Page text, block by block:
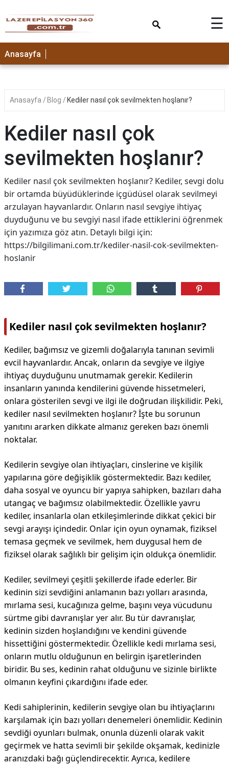
☰
Anasayfa
Anasayfa Blog Kediler nasıl çok sevilmekten hoşlanır?
Kediler nasıl çok
sevilmekten hoşlanır?
Kediler nasıl çok sevilmekten hoşlanır? Kediler, sevgi dolu
bir ortamda büyüdüklerinde içgüdüsel olarak sevilmeyi
arzulayan hayvanlardır. Onların nasıl sevgiye ihtiyaç
duyduğunu ve bu sevgiyi nasıl ifade ettiklerini öğrenmek
için yazımıza göz atın. Detaylı bilgi için:
https://bilgilimani.com.tr/kediler-nasil-cok-sevilmekten-
hoslanir
Kediler nasıl çok sevilmekten hoşlanır?
Kediler, bağımsız ve gizemli doğalarıyla tanınan sevimli
evcil hayvanlardır. Ancak, onların da sevgiye ve ilgiye
ihtiyaç duyduğunu unutmamak gerekir. Kedilerin
insanların yanında kendilerini güvende hissetmeleri,
onlara gösterilen sevgi ve ilgi ile doğrudan ilişkilidir. Peki,
kediler nasıl sevilmekten hoşlanır? İşte bu sorunun
yanıtını ararken dikkate almanız gereken bazı önemli
noktalar.
Kedilerin sevgiye olan ihtiyaçları, cinslerine ve kişilik
yapılarına göre değişiklik göstermektedir. Bazı kediler,
daha sosyal ve oyuncu bir yapıya sahipken, bazıları daha
utangaç ve bağımsız olabilmektedir. Özellikle yavru
kediler, insanlarla olan etkileşimlerinde dikkat çekici bir
sevgi arayışı içindedir. Onlar için oyun oynamak, fiziksel
temasa geçmek ve sevilmek, hem duygusal hem de
fiziksel olarak sağlıklı bir gelişim için oldukça önemlidir.
Kediler, sevilmeyi çeşitli şekillerde ifade ederler. Bir
kedinin sizi sevdiğini anlamanın bazı yolları arasında,
mırlama sesi, kucağınıza gelme, başını veya vücudunu
sürtme gibi davranışlar yer alır. Bu tür davranışlar,
kedinin sizden hoşlandığını ve kendini güvende
hissettiğini göstermektedir. Özellikle kedi mırlama sesi,
onların mutlu olduğunun en belirgin işaretlerinden
biridir. Bu ses, kedinin rahat olduğunu ve sizinle birlikte
olmanın keyfini çıkardığını ifade eder.
Kedi sahiplerinin, kedilerin sevgiye olan bu ihtiyaçlarını
karşılamak için bazı yolları denemeleri önemlidir. Kedinin
sevdiği oyunları bulmak, onunla düzenli olarak vakit
geçirmek ve hatta sevimli bir şekilde okşamak, kedinizle
aranızdaki bağı güçlendirecektir. Ayrıca, kedilere